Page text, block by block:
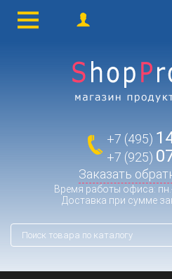
+7 (495)
+7 (925)
Заказать
Время работы офиса:
Доставка при сумме